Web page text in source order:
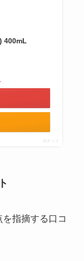
400mL
ポチップ
指摘する口コ